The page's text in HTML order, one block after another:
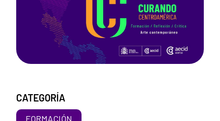
CATEGORÍA
FORMACIÓN